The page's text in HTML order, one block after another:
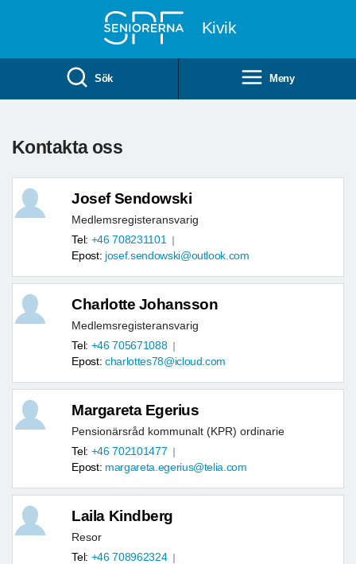
Kivik
Sök Meny
Kontakta oss
Josef Sendowski
Medlemsregisteransvarig
Tel: +46 708231101
Epost: josef.sendowski@outlook.com
Charlotte Johansson
Medlemsregisteransvarig
Tel: +46 705671088
Epost: charlottes78@icloud.com
Margareta Egerius
Pensionärsråd kommunalt (KPR) ordinarie
Tel: +46 702101477
Epost: margareta.egerius@telia.com
Laila Kindberg
Resor
Tel: +46 708962324